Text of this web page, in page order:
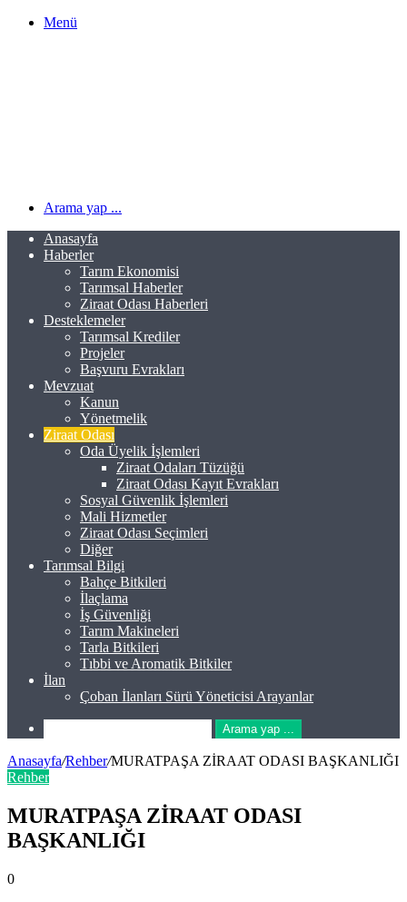
Menü
Arama yap ...
Anasayfa
Haberler
Tarım Ekonomisi
Tarımsal Haberler
Ziraat Odası Haberleri
Desteklemeler
Tarımsal Krediler
Projeler
Başvuru Evrakları
Mevzuat
Kanun
Yönetmelik
Ziraat Odası
Oda Üyelik İşlemleri
Ziraat Odaları Tüzüğü
Ziraat Odası Kayıt Evrakları
Sosyal Güvenlik İşlemleri
Mali Hizmetler
Ziraat Odası Seçimleri
Diğer
Tarımsal Bilgi
Bahçe Bitkileri
İlaçlama
İş Güvenliği
Tarım Makineleri
Tarla Bitkileri
Tıbbi ve Aromatik Bitkiler
İlan
Çoban İlanları Sürü Yöneticisi Arayanlar
Arama yap ...
Anasayfa/Rehber/MURATPAŞA ZİRAAT ODASI BAŞKANLIĞI
Rehber
MURATPAŞA ZİRAAT ODASI
BAŞKANLIĞI
0